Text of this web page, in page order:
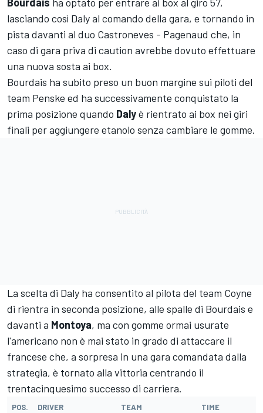
lasciando così Daly al comando della gara, e tornando in
pista davanti al duo Castroneves - Pagenaud che, in
caso di gara priva di caution avrebbe dovuto effettuare
una nuova sosta ai box.
Bourdais ha subito preso un buon margine sui piloti del
team Penske ed ha successivamente conquistato la
prima posizione quando Dalyè rientrato ai box nei giri
finali per aggiungere etanolo senza cambiare le gomme.
La scelta di Daly ha consentito al pilota del team Coyne
di rientra in seconda posizione, alle spalle di Bourdais e
davanti a Montoya, ma con gomme ormai usurate
l'americano non è mai stato in grado di attaccare il
francese che, a sorpresa in una gara comandata dalla
strategia, è tornato alla vittoria centrando il
trentacinquesimo successo di carriera.
POS. DRIVER TEAM TIME